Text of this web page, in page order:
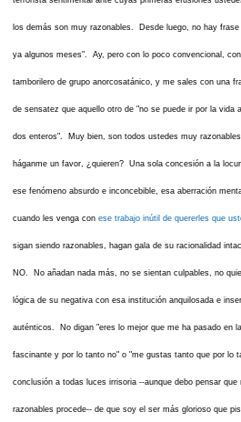
los demás son muy razonables. Desde luego, no hay
ya algunos meses". Ay, pero con lo poco convencional,
tamborilero de grupo anorcosatánico, y me sales con una
de sensatez que aquello otro de "no se puede ir por la vida
dos enteros". Muy bien, son todos ustedes muy
háganme un favor, ¿quieren? Una sola concesión a la
ese fenómeno absurdo e inconcebible, esa aberración
cuando les venga con ese trabajo inútil de quererles que
sigan siendo razonables, hagan gala de su racionalidad
NO. No añadan nada más, no se sientan culpables, no
lógica de su negativa con esa institución anquilosada e
auténticos. No digan "eres lo mejor que me ha pasado en
fascinante y por lo tanto no" o "me gustas tanto que por lo
conclusión a todas luces irrisoria --aunque debo pensar
razonables procede-- de que soy el ser más glorioso que